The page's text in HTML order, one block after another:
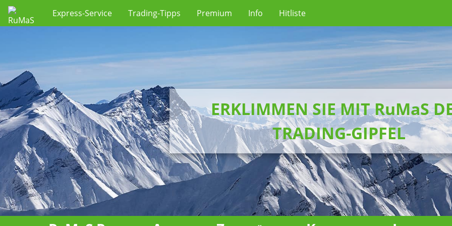
Express-Service Trading-Tipps Premium Info Hitliste
ERKLIMMEN SIE MIT RuMaS
TRADING-GIPFEL